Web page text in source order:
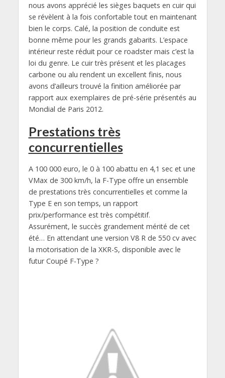
nous avons apprécié les sièges baquets en cuir qui
se révèlent à la fois confortable tout en maintenant
bien le corps. Calé, la position de conduite est
bonne même pour les grands gabarits. L’espace
intérieur reste réduit pour ce roadster mais c’est la
loi du genre. Le cuir très présent et les placages
carbone ou alu rendent un excellent finis, nous
avons d’ailleurs trouvé la finition améliorée par
rapport aux exemplaires de pré-série présentés au
Mondial de Paris 2012.
Prestations très
concurrentielles
A 100 000 euro, le 0 à 100 abattu en 4,1 sec et une
VMax de 300 km/h, la F-Type offre un ensemble
de prestations très concurrentielles et comme la
Type E en son temps, un rapport
prix/performance est très compétitif.
Assurément, le succès grandement mérité de cet
été… En attendant une version V8 R de 550 cv avec
la motorisation de la XKR-S, disponible avec le
futur Coupé F-Type ?